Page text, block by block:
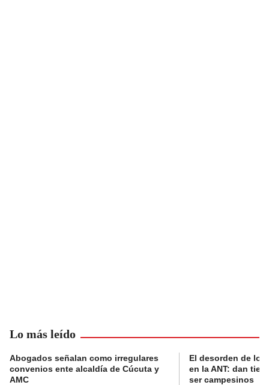
Lo más leído
Abogados señalan como irregulares
convenios ente alcaldía de Cúcuta y
AMC
El desorden de
en la ANT: dan
ser campesinos